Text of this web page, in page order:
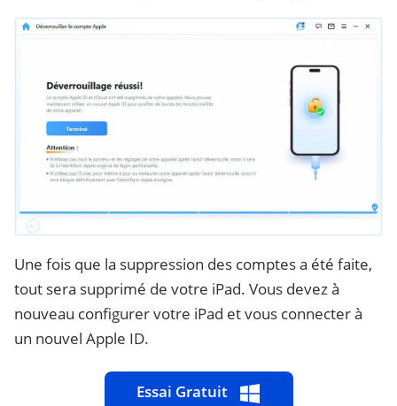
Une fois que la suppression des comptes a été faite,
tout sera supprimé de votre iPad. Vous devez à
nouveau configurer votre iPad et vous connecter à
un nouvel Apple ID.
Essai Gratuit